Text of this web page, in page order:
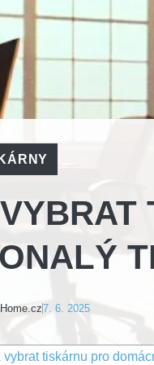
7. 6. 2025
vybrat tiskárnu pro